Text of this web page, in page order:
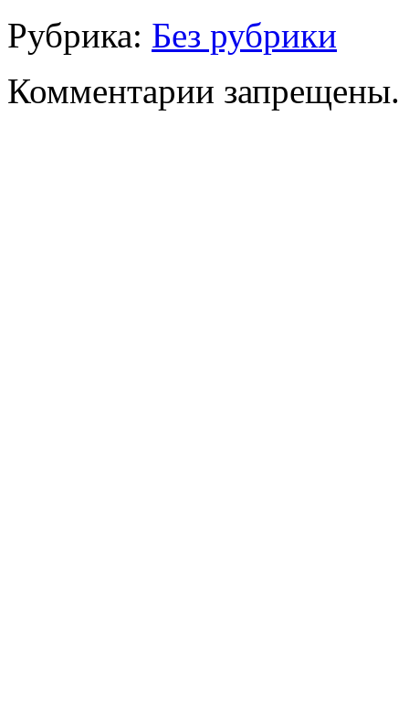
Рубрика: Без рубрики
Комментарии запрещены.